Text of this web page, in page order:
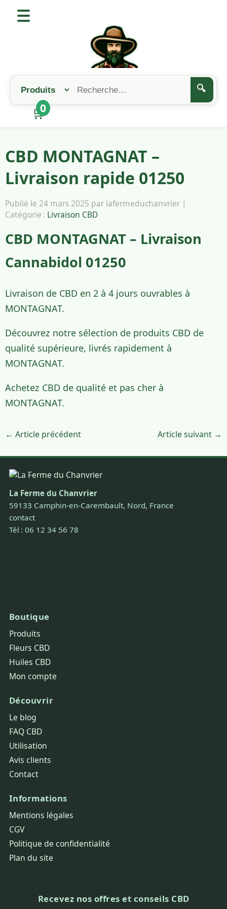
🔍
🛒
0
CBD MONTAGNAT –
Livraison rapide 01250
Publié le 24 mars 2025 par lafermeduchanvrier |
Catégorie : Livraison CBD
CBD MONTAGNAT – Livraison
Cannabidol 01250
Livraison de CBD en 2 à 4 jours ouvrables à
MONTAGNAT.
Découvrez notre sélection de produits CBD de
qualité supérieure, livrés rapidement à
MONTAGNAT.
Achetez CBD de qualité et pas cher à
MONTAGNAT.
← Article précédent Article suivant →
La Ferme du Chanvrier
59133 Camphin-en-Carembault, Nord, France
contact
Tél : 06 12 34 56 78
Boutique
Produits
Fleurs CBD
Huiles CBD
Mon compte
Découvrir
Le blog
FAQ CBD
Utilisation
Avis clients
Contact
Informations
Mentions légales
CGV
Politique de confidentialité
Plan du site
Recevez nos offres et conseils CBD